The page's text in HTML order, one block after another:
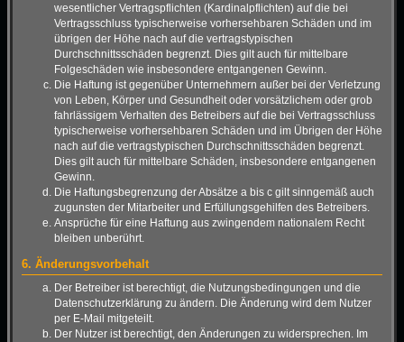
wesentlicher Vertragspflichten (Kardinalpflichten) auf die bei
Vertragsschluss typischerweise vorhersehbaren Schäden und im
übrigen der Höhe nach auf die vertragstypischen
Durchschnittsschäden begrenzt. Dies gilt auch für mittelbare
Folgeschäden wie insbesondere entgangenen Gewinn.
Die Haftung ist gegenüber Unternehmern außer bei der Verletzung
von Leben, Körper und Gesundheit oder vorsätzlichem oder grob
fahrlässigem Verhalten des Betreibers auf die bei Vertragsschluss
typischerweise vorhersehbaren Schäden und im Übrigen der Höhe
nach auf die vertragstypischen Durchschnittsschäden begrenzt.
Dies gilt auch für mittelbare Schäden, insbesondere entgangenen
Gewinn.
Die Haftungsbegrenzung der Absätze a bis c gilt sinngemäß auch
zugunsten der Mitarbeiter und Erfüllungsgehilfen des Betreibers.
Ansprüche für eine Haftung aus zwingendem nationalem Recht
bleiben unberührt.
6. Änderungsvorbehalt
Der Betreiber ist berechtigt, die Nutzungsbedingungen und die
Datenschutzerklärung zu ändern. Die Änderung wird dem Nutzer
per E-Mail mitgeteilt.
Der Nutzer ist berechtigt, den Änderungen zu widersprechen. Im